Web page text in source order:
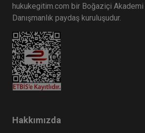
hukukegitim.com bir Boğaziçi
Danışmanlık paydaş kuruluşudur.
Hakkımızda